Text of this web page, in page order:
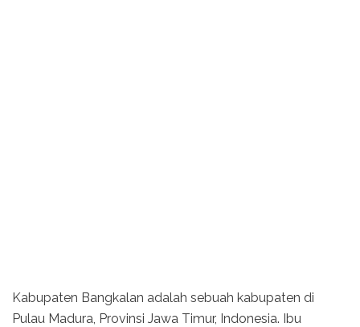
Kabupaten Bangkalan adalah sebuah kabupaten di
Pulau Madura, Provinsi Jawa Timur, Indonesia. Ibu